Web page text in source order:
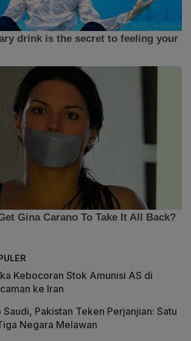
Kebocoran Stok Amunisi AS di
ke Iran
Pakistan Teken Perjanjian: Satu
Negara Melawan